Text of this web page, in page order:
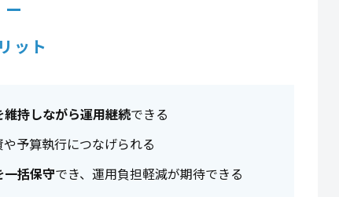
ット
持しながら運用継続できる
予算執行につなげられる
一括保守でき、運用負担軽減が期待できる